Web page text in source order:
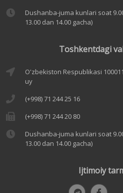
Dushanba-juma kunlari soat
13.00 dan 14.00 gacha)
Toshkentdagi
O'zbekiston Respublikasi
uy
(+998) 71 244 25 16
(+998) 71 244 20 80
Dushanba-juma kunlari soat
13.00 dan 14.00 gacha)
Ijtimoiy